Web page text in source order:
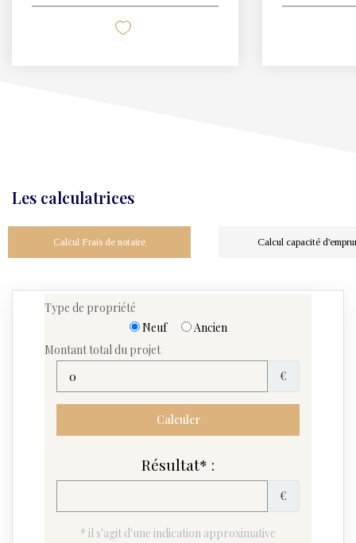
Les calculatrices
Calcul Frais de notaire Calcul capacité